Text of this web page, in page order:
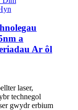
a
Ar ôl
laser,
technegol
gwydr erbium